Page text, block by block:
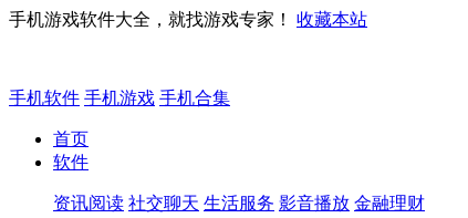
手机游戏软件大全，就找游戏专家！ 收藏本站
手机软件 手机游戏 手机合集
首页
软件
资讯阅读 社交聊天 生活服务 影音播放 金融理财